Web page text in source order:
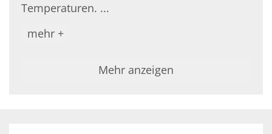
Temperaturen. ...
mehr +
Mehr anzeigen